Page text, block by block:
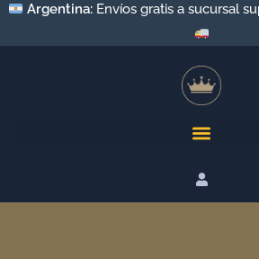
Argentina: Envíos gratis a sucursal